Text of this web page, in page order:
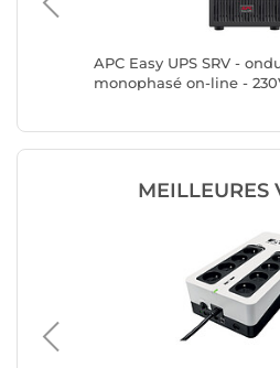
APC Easy UPS SRV -
monophasé on-line -
MEILLEURES